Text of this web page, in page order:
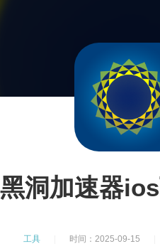
黑洞加速器
工具 时间：2025-09-15